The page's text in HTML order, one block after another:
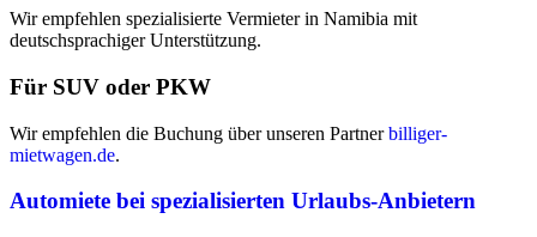
Wir empfehlen spezialisierte Vermieter in Namibia mit
deutschsprachiger Unterstützung.
Für SUV oder PKW
Wir empfehlen die Buchung über unseren Partnerbilliger-
mietwagen.de.
Automiete bei spezialisierten Urlaubs-Anbietern